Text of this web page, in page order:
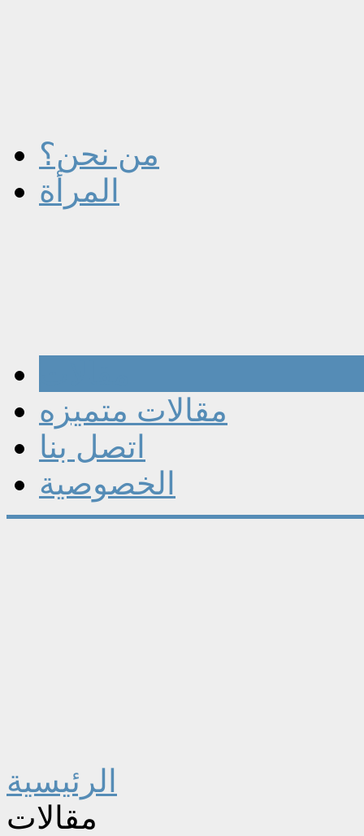
من نحن؟
المرأة
مقالات متميزه
اتصل بنا
الخصوصية
الرئيسية
مقالات